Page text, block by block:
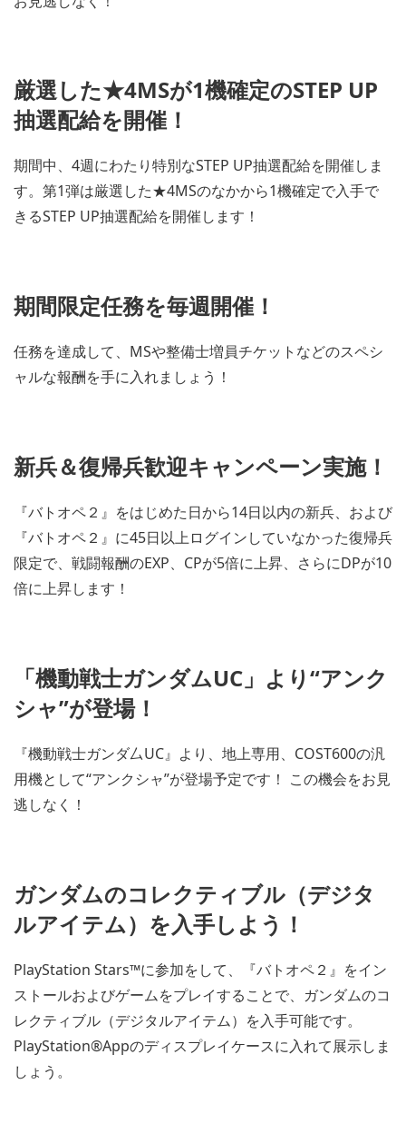
厳選した★4MSが1機確定のSTEP UP
抽選配給を開催！
期間中、4週にわたり特別なSTEP UP抽選配給を開催しま
す。第1弾は厳選した★4MSのなかから1機確定で入手で
きるSTEP UP抽選配給を開催します！
期間限定任務を毎週開催！
任務を達成して、MSや整備士増員チケットなどのスペシ
ャルな報酬を手に入れましょう！
新兵＆復帰兵歓迎キャンペーン実施！
『バトオペ２』をはじめた日から14日以内の新兵、および
『バトオペ２』に45日以上ログインしていなかった復帰兵
限定で、戦闘報酬のEXP、CPが5倍に上昇、さらにDPが10
倍に上昇します！
「機動戦士ガンダムUC」より“アンク
シャ”が登場！
『機動戦士ガンダ厶UC』より、地上専用、COST600の汎
用機として“アンクシャ”が登場予定です！ この機会をお見
逃しなく！
ガンダムのコレクティブル（デジタ
ルアイテム）を入手しよう！
PlayStation Stars™に参加をして、『バトオペ２』をイン
ストールおよびゲームをプレイすることで、ガンダムのコ
レクティブル（デジタルアイテム）を入手可能です。
PlayStation®Appのディスプレイケースに入れて展示しま
しょう。